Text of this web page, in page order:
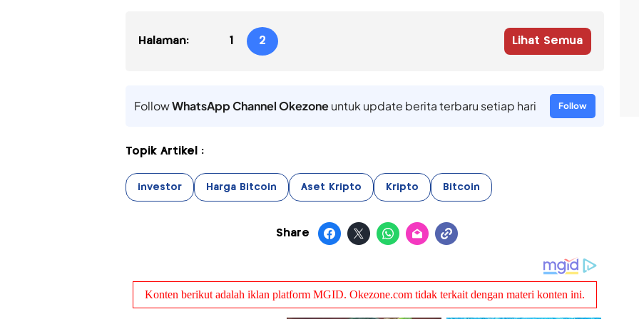
Halaman: 1 2 Lihat Semua
FollowWhatsApp Channel Okezoneuntuk update berita terbaru setiap hari Follow
Topik Artikel :
investor Harga Bitcoin Aset Kripto Kripto Bitcoin
Share